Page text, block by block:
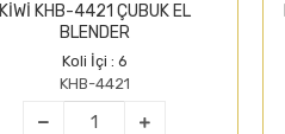
KİWİ KHB-4421 ÇUBUK EL
BLENDER
Koli İçi : 6
KHB-4421